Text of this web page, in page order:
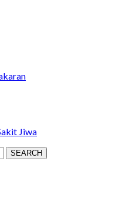
Jiwa
SEARCH